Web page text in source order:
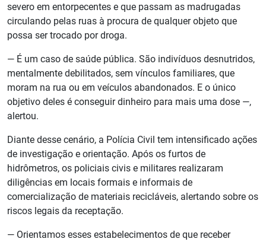
severo em entorpecentes e que passam as madrugadas
circulando pelas ruas à procura de qualquer objeto que
possa ser trocado por droga.
— É um caso de saúde pública. São indivíduos desnutridos,
mentalmente debilitados, sem vínculos familiares, que
moram na rua ou em veículos abandonados. E o único
objetivo deles é conseguir dinheiro para mais uma dose —,
alertou.
Diante desse cenário, a Polícia Civil tem intensificado ações
de investigação e orientação. Após os furtos de
hidrômetros, os policiais civis e militares realizaram
diligências em locais formais e informais de
comercialização de materiais recicláveis, alertando sobre os
riscos legais da receptação.
— Orientamos esses estabelecimentos de que receber